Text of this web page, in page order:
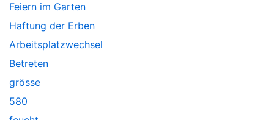
Feiern im Garten
Haftung der Erben
Arbeitsplatzwechsel
Betreten
grösse
580